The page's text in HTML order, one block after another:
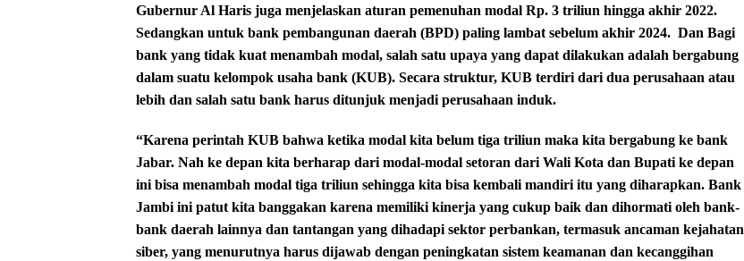
Gubernur Al Haris juga menjelaskan aturan pemenuhan modal Rp. 3 triliun hingga akhir 2022.
Sedangkan untuk bank pembangunan daerah (BPD) paling lambat sebelum akhir 2024. Dan Bagi
bank yang tidak kuat menambah modal, salah satu upaya yang dapat dilakukan adalah bergabung
dalam suatu kelompok usaha bank (KUB). Secara struktur, KUB terdiri dari dua perusahaan atau
lebih dan salah satu bank harus ditunjuk menjadi perusahaan induk.
“Karena perintah KUB bahwa ketika modal kita belum tiga triliun maka kita bergabung ke bank
Jabar. Nah ke depan kita berharap dari modal-modal setoran dari Wali Kota dan Bupati ke depan
ini bisa menambah modal tiga triliun sehingga kita bisa kembali mandiri itu yang diharapkan. Bank
Jambi ini patut kita banggakan karena memiliki kinerja yang cukup baik dan dihormati oleh bank-
bank daerah lainnya dan tantangan yang dihadapi sektor perbankan, termasuk ancaman kejahatan
siber, yang menurutnya harus dijawab dengan peningkatan sistem keamanan dan kecanggihan